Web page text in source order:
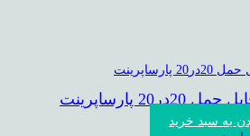
پارساپرینت
به سبد خرید